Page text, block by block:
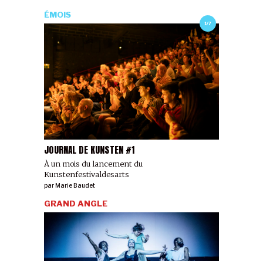
1/7
JOURNAL DE KUNSTEN #1
À un mois du lancement du
Kunstenfestivaldesarts
ÉMOIS
par Marie Baudet
GRAND ANGLE